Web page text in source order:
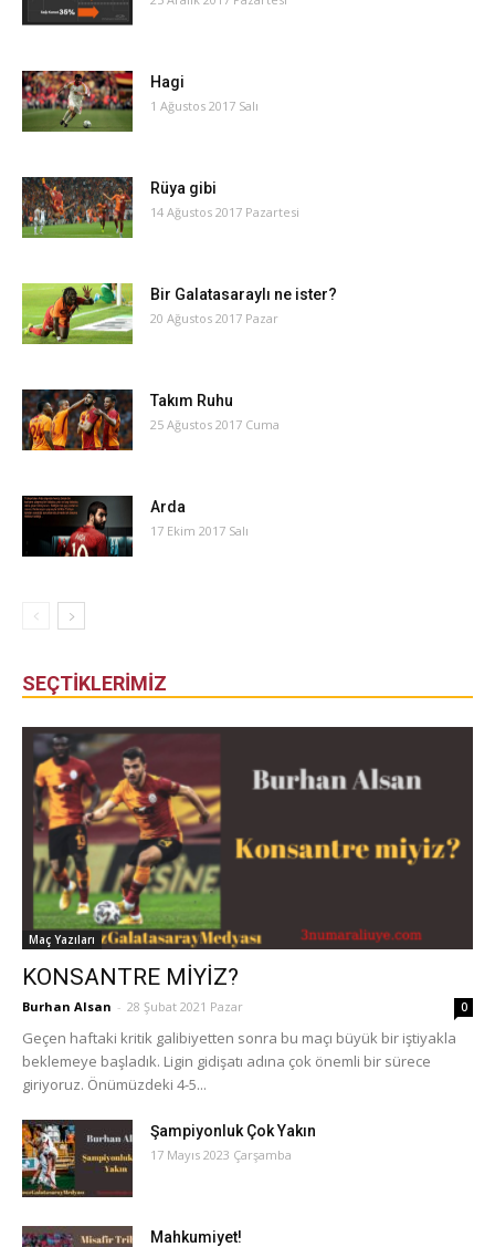
Hagi
1 Ağustos 2017 Salı
Rüya gibi
14 Ağustos 2017 Pazartesi
Bir Galatasaraylı ne ister?
20 Ağustos 2017 Pazar
Takım Ruhu
25 Ağustos 2017 Cuma
Arda
17 Ekim 2017 Salı
SEÇTİKLERİMİZ
Maç Yazıları
KONSANTRE MİYİZ?
Burhan Alsan - 28 Şubat 2021 Pazar 0
Geçen haftaki kritik galibiyetten sonra bu maçı büyük bir iştiyakla
beklemeye başladık. Ligin gidişatı adına çok önemli bir sürece
giriyoruz. Önümüzdeki 4-5...
Şampiyonluk Çok Yakın
17 Mayıs 2023 Çarşamba
Mahkumiyet!